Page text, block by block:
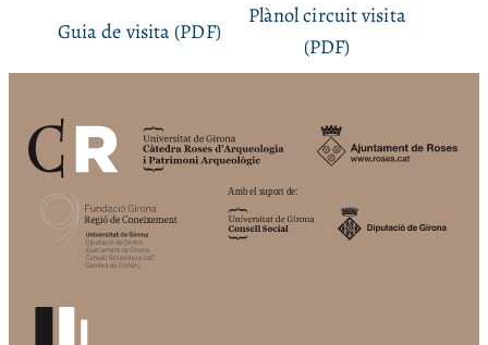
Guia de visita (PDF)
Plànol circuit visita
(PDF)